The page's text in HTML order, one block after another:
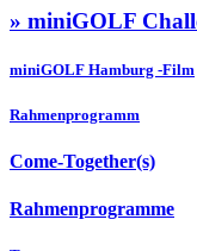
» miniGOLF
miniGOLF Hamburg -Film
Rahmenprogramm
Come-Together(s)
Rahmenprogramme